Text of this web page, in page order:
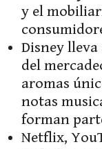
y el
Disney
del
aromas
notas
forman
Netflix,